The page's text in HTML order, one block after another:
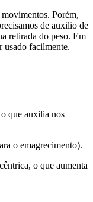
Porém,
de auxilio de
retirada do peso. Em
usado facilmente.
que auxilia nos
o emagrecimento).
o que aumenta